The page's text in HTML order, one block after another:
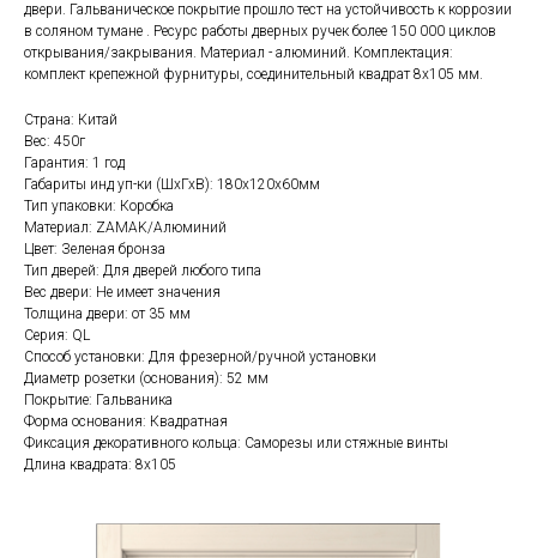
двери. Гальваническое покрытие прошло тест на устойчивость к коррозии
в соляном тумане . Ресурс работы дверных ручек более 150 000 циклов
открывания/закрывания. Материал - алюминий. Комплектация:
комплект крепежной фурнитуры, соединительный квадрат 8x105 мм.
Страна: Китай
Вес: 450г
Гарантия: 1 год
Габариты инд уп-ки (ШхГхВ): 180x120x60мм
Тип упаковки: Коробка
Материал: ZAMAK/Алюминий
Цвет: Зеленая бронза
Тип дверей: Для дверей любого типа
Вес двери: Не имеет значения
Толщина двери: от 35 мм
Серия: QL
Способ установки: Для фрезерной/ручной установки
Диаметр розетки (основания): 52 мм
Покрытие: Гальваника
Форма основания: Квадратная
Фиксация декоративного кольца: Саморезы или стяжные винты
Длина квадрата: 8x105